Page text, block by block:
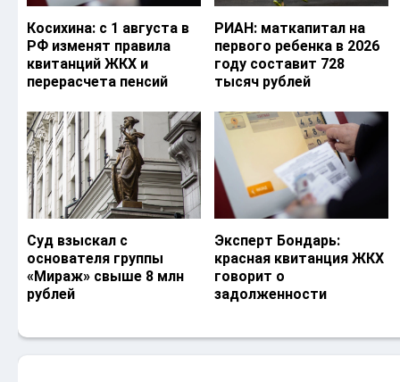
Косихина: с 1 августа в
РФ изменят правила
квитанций ЖКХ и
перерасчета пенсий
РИАН: маткапитал на
первого ребенка в 2026
году составит 728
тысяч рублей
Суд взыскал с
основателя группы
«Мираж» свыше 8 млн
рублей
Эксперт Бондарь:
красная квитанция ЖКХ
говорит о
задолженности